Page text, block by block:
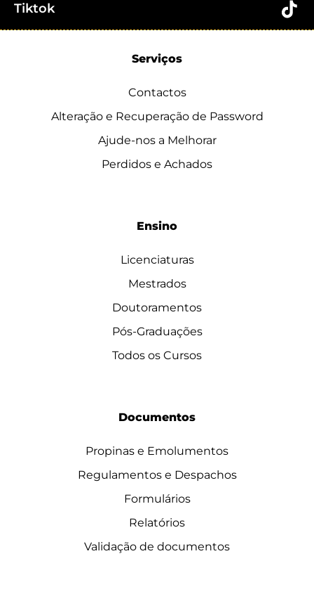
Tiktok
Serviços
Contactos
Alteração e Recuperação de Password
Ajude-nos a Melhorar
Perdidos e Achados
Ensino
Licenciaturas
Mestrados
Doutoramentos
Pós-Graduações
Todos os Cursos
Documentos
Propinas e Emolumentos
Regulamentos e Despachos
Formulários
Relatórios
Validação de documentos